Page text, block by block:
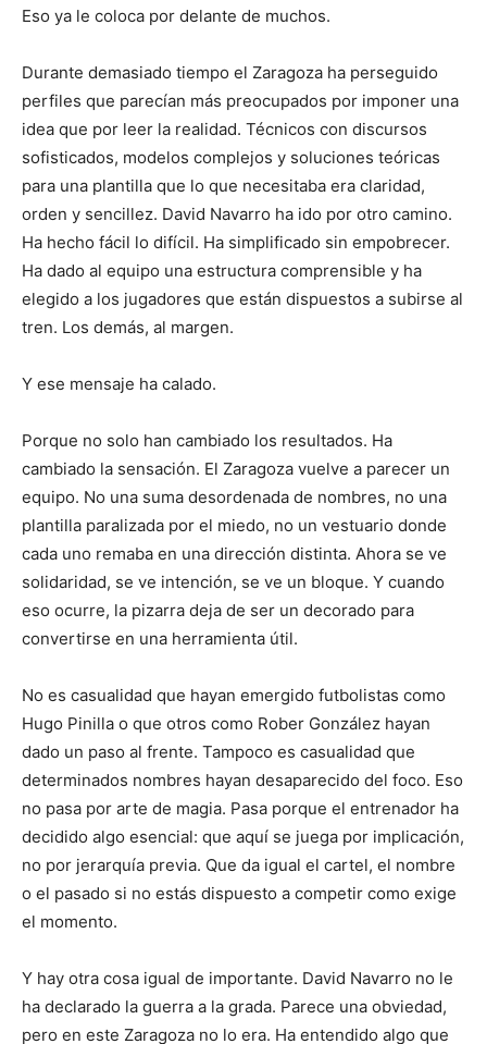
Eso ya le coloca por delante de muchos.
Durante demasiado tiempo el Zaragoza ha perseguido
perfiles que parecían más preocupados por imponer una
idea que por leer la realidad. Técnicos con discursos
sofisticados, modelos complejos y soluciones teóricas
para una plantilla que lo que necesitaba era claridad,
orden y sencillez. David Navarro ha ido por otro camino.
Ha hecho fácil lo difícil. Ha simplificado sin empobrecer.
Ha dado al equipo una estructura comprensible y ha
elegido a los jugadores que están dispuestos a subirse al
tren. Los demás, al margen.
Y ese mensaje ha calado.
Porque no solo han cambiado los resultados. Ha
cambiado la sensación. El Zaragoza vuelve a parecer un
equipo. No una suma desordenada de nombres, no una
plantilla paralizada por el miedo, no un vestuario donde
cada uno remaba en una dirección distinta. Ahora se ve
solidaridad, se ve intención, se ve un bloque. Y cuando
eso ocurre, la pizarra deja de ser un decorado para
convertirse en una herramienta útil.
No es casualidad que hayan emergido futbolistas como
Hugo Pinilla o que otros como Rober González hayan
dado un paso al frente. Tampoco es casualidad que
determinados nombres hayan desaparecido del foco. Eso
no pasa por arte de magia. Pasa porque el entrenador ha
decidido algo esencial: que aquí se juega por implicación,
no por jerarquía previa. Que da igual el cartel, el nombre
o el pasado si no estás dispuesto a competir como exige
el momento.
Y hay otra cosa igual de importante. David Navarro no le
ha declarado la guerra a la grada. Parece una obviedad,
pero en este Zaragoza no lo era. Ha entendido algo que